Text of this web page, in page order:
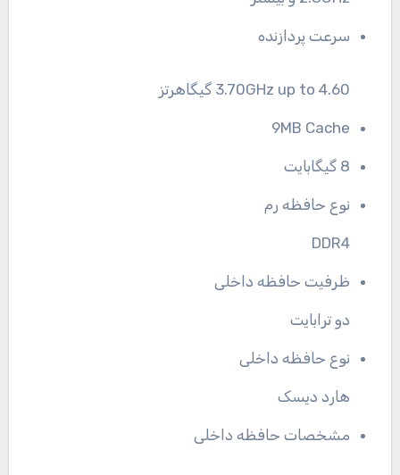
سرعت پردازنده
3.70GHz up to 4.60 گیگاهرتز
9MB Cache
8 گیگابایت
نوع حافظه رم
DDR4
ظرفیت حافظه داخلی
دو ترابایت
نوع حافظه داخلی
هارد دیسک
مشخصات حافظه داخلی